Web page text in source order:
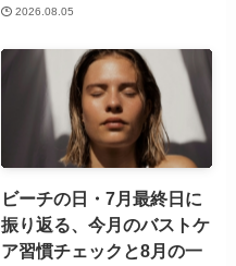
2026.08.05
ビーチの日・7月最終日に
振り返る、今月のバストケ
ア習慣チェックと8月の一